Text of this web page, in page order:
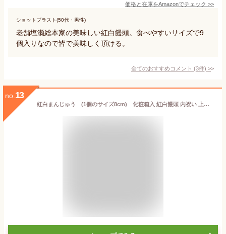
価格と在庫をAmazonでチェック >>
ショットブラスト(50代・男性)
老舗塩瀬総本家の美味しい紅白饅頭。食べやすいサイズで9
個入りなので皆で美味しく頂ける。
全てのおすすめコメント (3件) >
no. 13
紅白まんじゅう (1個のサイズ8cm) 化粧箱入 紅白饅頭 内祝い 上棟式 卒業 卒園式 常温配送のみ おめでとう お菓子 和菓子 喜ば れる 手 土産 紅白饅頭 賞味期限 内祝い 紅白 饅頭 名 入れ 饅頭 上棟式 手土産 プレゼント 誕生日